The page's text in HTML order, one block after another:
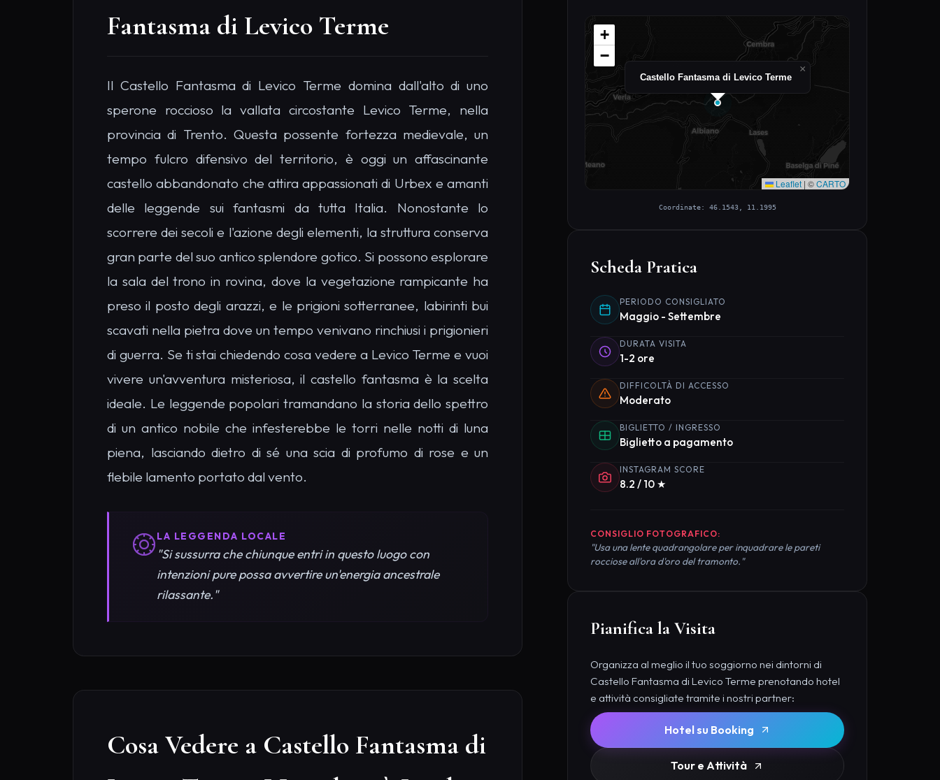
Fantasma di Levico Terme
Il Castello Fantasma di Levico Terme domina dall'alto di uno
sperone roccioso la vallata circostante Levico Terme, nella
provincia di Trento. Questa possente fortezza medievale, un
tempo fulcro difensivo del territorio, è oggi un affascinante
castello abbandonato che attira appassionati di Urbex e amanti
delle leggende sui fantasmi da tutta Italia. Nonostante lo
scorrere dei secoli e l'azione degli elementi, la struttura conserva
gran parte del suo antico splendore gotico. Si possono esplorare
la sala del trono in rovina, dove la vegetazione rampicante ha
preso il posto degli arazzi, e le prigioni sotterranee, labirinti bui
scavati nella pietra dove un tempo venivano rinchiusi i prigionieri
di guerra. Se ti stai chiedendo cosa vedere a Levico Terme e vuoi
vivere un'avventura misteriosa, il castello fantasma è la scelta
ideale. Le leggende popolari tramandano la storia dello spettro
di un antico nobile che infesterebbe le torri nelle notti di luna
piena, lasciando dietro di sé una scia di profumo di rose e un
flebile lamento portato dal vento.
LA LEGGENDA LOCALE
"Si sussurra che chiunque entri in questo luogo con
intenzioni pure possa avvertire un'energia ancestrale
rilassante."
Cosa Vedere a Castello Fantasma di
Castello Fantasma di Levico Terme
×
+
−
Leaflet | ©CARTO
Coordinate: 46.1543, 11.1995
Scheda Pratica
PERIODO CONSIGLIATO
Maggio - Settembre
DURATA VISITA
1-2 ore
DIFFICOLTÀ DI ACCESSO
Moderato
BIGLIETTO / INGRESSO
Biglietto a pagamento
INSTAGRAM SCORE
8.2 / 10 ★
CONSIGLIO FOTOGRAFICO:
"Usa una lente quadrangolare per inquadrare le pareti
rocciose all'ora d'oro del tramonto."
Pianifica la Visita
Organizza al meglio il tuo soggiorno nei dintorni di
Castello Fantasma di Levico Terme prenotando hotel
e attività consigliate tramite i nostri partner:
Hotel su Booking
Tour e Attività